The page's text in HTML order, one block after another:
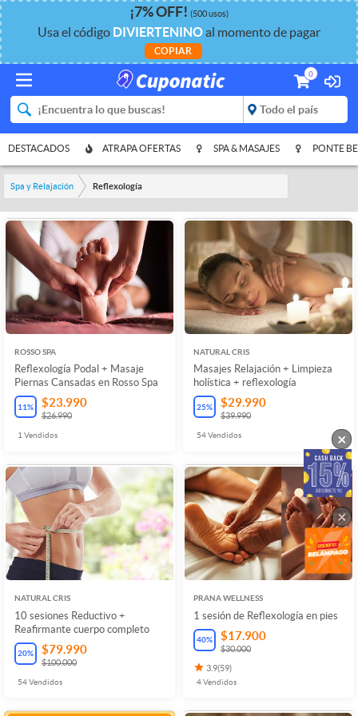
¡7%OFF! (500 usos)
Usa el código DIVIERTENINOal momento de pagar
COPIAR
0
DESTACADOS ATRAPA OFERTAS SPA & MASAJES PONTE
Spa y Relajación Reflexología
ROSSO SPA
Reflexología Podal + Masaje
Piernas Cansadas en Rosso Spa
11% $23.990
$26.990
1 Vendidos
NATURAL CRIS
Masajes Relajación + Limpieza
holística + reflexología
25% $29.990
$39.990
54Vendidos
NATURAL CRIS
10 sesiones Reductivo +
Reafirmante cuerpo completo
20% $79.990
$100.000
54Vendidos
PRANA WELLNESS
1 sesión de Reflexología en pies
40% $17.900
$30.000
3.9(59)
4Vendidos
×
×